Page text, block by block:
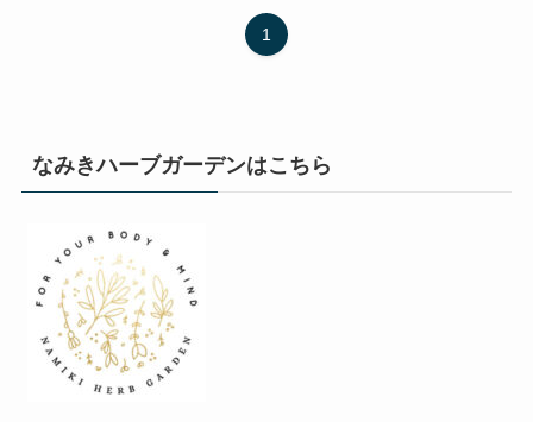
1
なみきハーブガーデンはこちら